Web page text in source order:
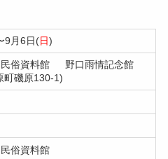
9月6日(日)
民俗資料館 野口雨情記念館
町磯原130-1)
俗資料館